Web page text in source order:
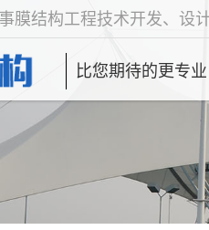
膜结构工程技术开发、设
比您期待的更专业